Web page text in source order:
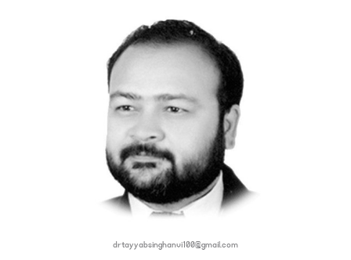
drtayyabsinghanvi100@gmail.com